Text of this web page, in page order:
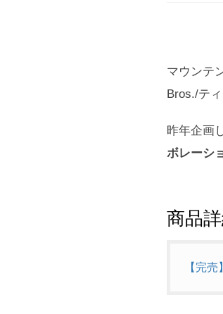
マウンテ
Bros./テ
昨年企画
ボレーシ
商品
【完